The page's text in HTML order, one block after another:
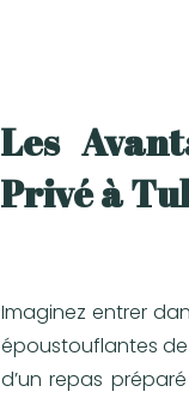
Les
Privé à
Imaginez entrer
époustouflantes
d’un repas